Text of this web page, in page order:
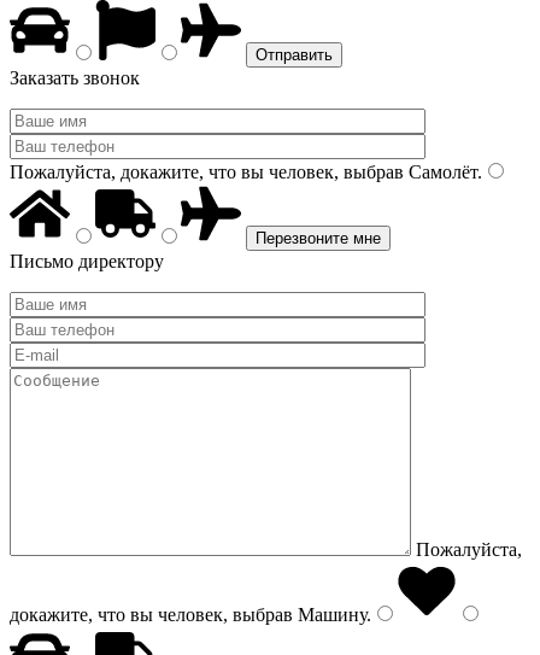
Заказать звонок
Пожалуйста, докажите, что вы человек, выбрав Самолёт.
Письмо директору
Пожалуйста,
докажите, что вы человек, выбрав Машину.